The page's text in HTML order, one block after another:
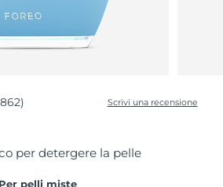
Scrivi una recensione
per detergere la pelle
Per pelli miste